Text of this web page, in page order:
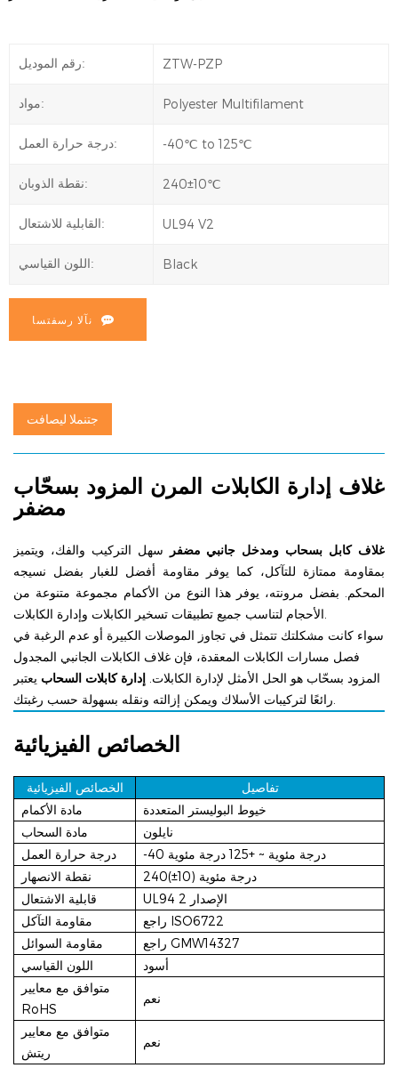
رقم الموديل: ZTW-PZP
مواد: Polyester Multifilament
درجة حرارة العمل: -40℃ to 125℃
نقطة الذوبان: 240±10℃
القابلية للاشتعال: UL94 V2
اللون القياسي: Black
نآلا رسفتسا
جتنملا ليصافت
غلاف إدارة الكابلات المرن المزود بسحّاب
مضفر
غلاف كابل بسحاب ومدخل جانبي مضفر سهل التركيب والفك، ويتميز
بمقاومة ممتازة للتآكل، كما يوفر مقاومة أفضل للغبار بفضل نسيجه
المحكم. بفضل مرونته، يوفر هذا النوع من الأكمام مجموعة متنوعة من
سواء كانت مشكلتك تتمثل في تجاوز الموصلات الكبيرة أو عدم الرغبة في
فصل مسارات الكابلات المعقدة، فإن غلاف الكابلات الجانبي المجدول
المزود بسحّاب هو الحل الأمثل لإدارة الكابلات. إدارة كابلات السحاب يعتبر
الخصائص الفيزيائية
الخصائص الفيزيائية
تفاصيل
مادة الأكمام
خيوط البوليستر المتعددة
مادة السحاب
نايلون
درجة حرارة العمل
-40 درجة مئوية ~ +125 درجة مئوية
نقطة الانصهار
240(±10) درجة مئوية
قابلية الاشتعال
UL94 الإصدار 2
مقاومة التآكل
راجع ISO6722
مقاومة السوائل
راجع GMW14327
اللون القياسي
أسود
متوافق مع معايير
RoHS
نعم
متوافق مع معايير
ريتش
نعم